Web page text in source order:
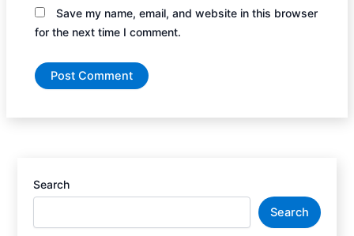
Save my name, email, and website in this browser
for the next time I comment.
Search
Search